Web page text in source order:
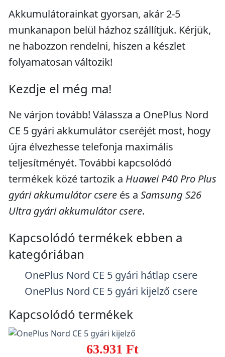
Akkumulátorainkat gyorsan, akár 2-5
munkanapon belül házhoz szállítjuk. Kérjük,
ne habozzon rendelni, hiszen a készlet
folyamatosan változik!
Kezdje el még ma!
Ne várjon tovább! Válassza a OnePlus Nord
CE 5 gyári akkumulátor cseréjét most, hogy
újra élvezhesse telefonja maximális
teljesítményét. További kapcsolódó
termékek közé tartozik a Huawei P40 Pro Plus
gyári akkumulátor csere és a Samsung S26
Ultra gyári akkumulátor csere.
Kapcsolódó termékek ebben a
kategóriában
OnePlus Nord CE 5 gyári hátlap csere
OnePlus Nord CE 5 gyári kijelző csere
Kapcsolódó termékek
63.931 Ft